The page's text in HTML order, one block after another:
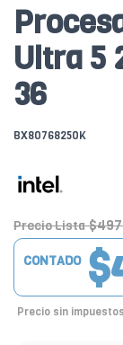
Ultra 5
36
BX80768250K
Precio Lista
CONTADO
Precio sin